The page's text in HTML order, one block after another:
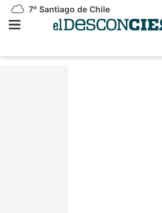
7° Santiago de Chile